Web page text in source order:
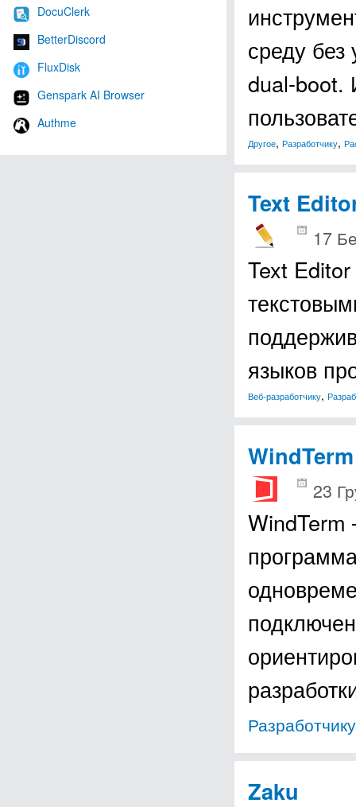
DocuClerk
BetterDiscord
FluxDisk
Genspark AI Browser
Authme
среду
dual-boot.
Другое, Разработчику,
Text
17
Text
языков
Веб-разработчику,
WindTerm
23
WindTerm
Разработчику
Zaku